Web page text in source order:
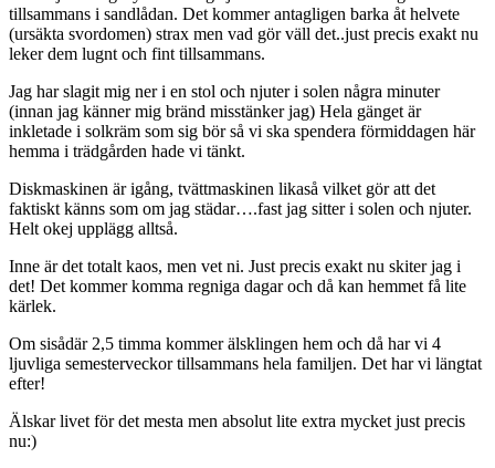
tillsammans i sandlådan. Det kommer antagligen barka åt helvete
(ursäkta svordomen) strax men vad gör väll det..just precis exakt nu
leker dem lugnt och fint tillsammans.
Jag har slagit mig ner i en stol och njuter i solen några minuter
(innan jag känner mig bränd misstänker jag) Hela gänget är
inkletade i solkräm som sig bör så vi ska spendera förmiddagen här
hemma i trädgården hade vi tänkt.
Diskmaskinen är igång, tvättmaskinen likaså vilket gör att det
faktiskt känns som om jag städar….fast jag sitter i solen och njuter.
Helt okej upplägg alltså.
Inne är det totalt kaos, men vet ni. Just precis exakt nu skiter jag i
det! Det kommer komma regniga dagar och då kan hemmet få lite
kärlek.
Om sisådär 2,5 timma kommer älsklingen hem och då har vi 4
ljuvliga semesterveckor tillsammans hela familjen. Det har vi längtat
efter!
Älskar livet för det mesta men absolut lite extra mycket just precis
nu:)